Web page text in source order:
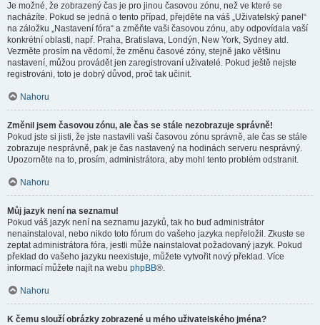
Je možné, že zobrazený čas je pro jinou časovou zónu, než ve které se
nacházíte. Pokud se jedná o tento případ, přejděte na váš „Uživatelský panel“
na záložku „Nastavení fóra“ a změňte vaši časovou zónu, aby odpovídala vaší
konkrétní oblasti, např. Praha, Bratislava, Londýn, New York, Sydney atd.
Vezměte prosím na vědomí, že změnu časové zóny, stejně jako většinu
nastavení, můžou provádět jen zaregistrovaní uživatelé. Pokud ještě nejste
registrováni, toto je dobrý důvod, proč tak učinit.
Nahoru
Změnil jsem časovou zónu, ale čas se stále nezobrazuje správně!
Pokud jste si jisti, že jste nastavili vaši časovou zónu správně, ale čas se stále
zobrazuje nesprávně, pak je čas nastavený na hodinách serveru nesprávný.
Upozorněte na to, prosím, administrátora, aby mohl tento problém odstranit.
Nahoru
Můj jazyk není na seznamu!
Pokud váš jazyk není na seznamu jazyků, tak ho buď administrátor
nenainstaloval, nebo nikdo toto fórum do vašeho jazyka nepřeložil. Zkuste se
zeptat administrátora fóra, jestli může nainstalovat požadovaný jazyk. Pokud
překlad do vašeho jazyku neexistuje, můžete vytvořit nový překlad. Více
informací můžete najít na webu phpBB®.
Nahoru
K čemu slouží obrázky zobrazené u mého uživatelského jména?